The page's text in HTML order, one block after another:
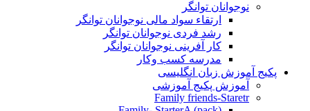
نوجوانان توانگر
ارتقاء سواد مالی نوجوانان توانگر
رشد فردی نوجوانان توانگر
کار آفرینی نوجوانان توانگر
مدرسه کسب وکار
پکیج آموزش زبان انگلیسی
آموزش پکیج آموزشی
Family friends-Staretr